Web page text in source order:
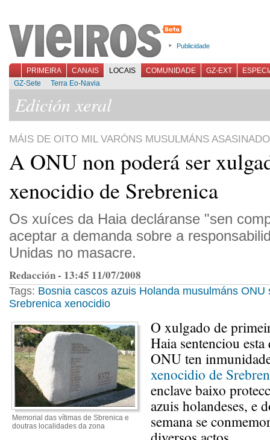
Publicidade
PRIMEIRA CANAIS LOCAIS COMUNIDADE GZ-EXT
GZ-Sete
Terra Eo-Navia
Edición xeral
MÁIS DE OITO MIL VARÓNS MUSULMÁNS
A ONU non poderá ser
xenocidio de Srebrenica
Os xuíces da Haia decláranse "sen
aceptar a demanda sobre a
Unidas no masacre.
Redacción - 13:45 11/07/2008
Tags: Bosnia cascos azuis Holanda musulmáns ONU
Srebrenica xenocidio
Memorial das vítimas de Sbrenica e
doutras localidades da zona
O xulgado de
Haia sentenciou
ONU ten
xenocidio de
enclave baixo
azuis holandeses, e
semana se